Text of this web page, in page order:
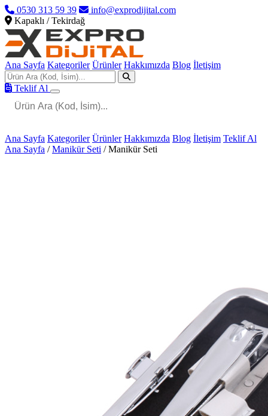
0530 313 59 39
info@exprodijital.com
Kapaklı / Tekirdağ
Ana Sayfa Kategoriler Ürünler Hakkımızda Blog İletişim
Teklif Al
Ana Sayfa Kategoriler Ürünler Hakkımızda Blog İletişim Teklif Al
Ana Sayfa / Manikür Seti / Manikür Seti